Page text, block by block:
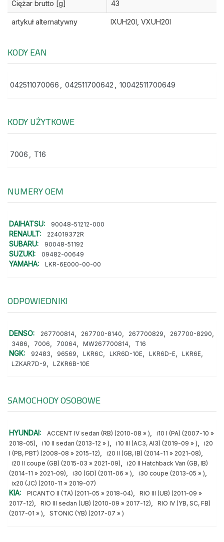
Ciężar brutto [g] 43
artykuł alternatywny IXUH20I, VXUH20I
KODY EAN
042511070066 042511700642 10042511700649
KODY UŻYTKOWE
7006 T16
NUMERY OEM
DAIHATSU: 90048-51212-000
RENAULT: 224019372R
SUBARU: 90048-51192
SUZUKI: 09482-00649
YAMAHA: LKR-6E000-00-00
ODPOWIEDNIKI
DENSO: 267700814 267700-8140 267700829 267700-8290
3486 7006 70064 MW267700814 T16
NGK: 92483 96569 LKR6C LKR6D-10E LKR6D-E LKR6E
LZKAR7D-9 LZKR6B-10E
SAMOCHODY OSOBOWE
HYUNDAI: ACCENT IV sedan (RB) (2010-08 » )
i10 I (PA) (2007-10 »
2018-05)
i10 II sedan (2013-12 » ) i10 III (AC3, AI3) (2019-09 » )
i20
I (PB, PBT) (2008-08 » 2015-12)
i20 II (GB, IB) (2014-11 » 2021-08)
i20 II coupe (GB) (2015-03 » 2021-09)
i20 II Hatchback Van (GB, IB)
(2014-11 » 2021-09)
i30 (GD) (2011-06 » ) i30 coupe (2013-05 » )
ix20 (JC) (2010-11 » 2019-07)
KIA: PICANTO II (TA) (2011-05 » 2018-04)
RIO III (UB) (2011-09 »
2017-12)
RIO III sedan (UB) (2010-09 » 2017-12)
RIO IV (YB, SC, FB)
(2017-01 » )
STONIC (YB) (2017-07 » )